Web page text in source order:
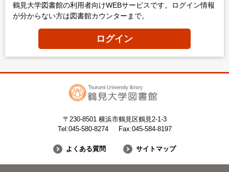
鶴見大学図書館の利用者向けWEBサービスです。ログイン情報
が分からない方は図書館カウンターまで。
ログイン
〒230-8501 横浜市鶴見区鶴見2-1-3
Tel:045-580-8274
Fax:045-584-8197
よくある質問 サイトマップ